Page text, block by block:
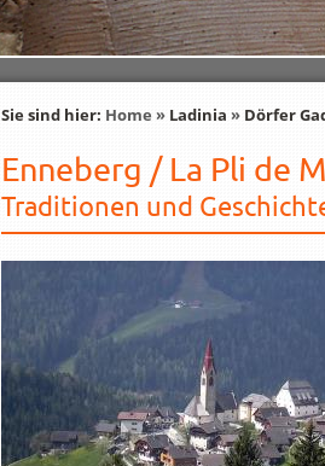
Sie sind hier: Home » Ladinia » Dörfer
Enneberg / La Pli de
Traditionen und